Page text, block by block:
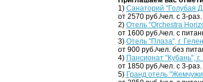
1) Санаторий "Голубая
от 2570 руб./чел. с 3-
2) Отель "Orchestra
от 1600 руб./чел. с
3) Отель "Плаза", г.
от 900 руб./чел. без
4) Пансионат "Кубань",
от 1850 руб./чел. с 3-
5) Гранд отель